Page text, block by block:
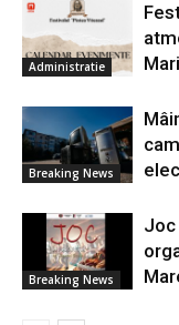
Administratie
Breaking News
Breaking News
Joc